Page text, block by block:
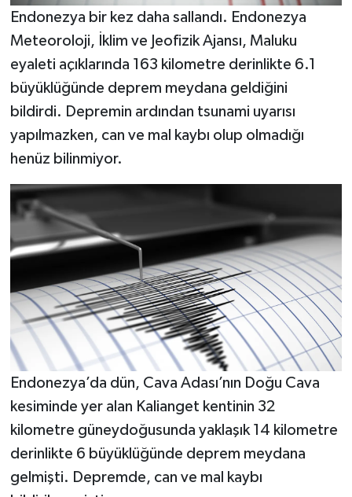
Endonezya bir kez daha sallandı. Endonezya
Meteoroloji, İklim ve Jeofizik Ajansı, Maluku
eyaleti açıklarında 163 kilometre derinlikte 6.1
büyüklüğünde deprem meydana geldiğini
bildirdi. Depremin ardından tsunami uyarısı
yapılmazken, can ve mal kaybı olup olmadığı
henüz bilinmiyor.
Endonezya’da dün, Cava Adası’nın Doğu Cava
kesiminde yer alan Kalianget kentinin 32
kilometre güneydoğusunda yaklaşık 14 kilometre
derinlikte 6 büyüklüğünde deprem meydana
gelmişti. Depremde, can ve mal kaybı